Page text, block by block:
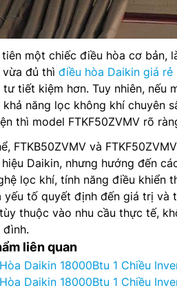
tiên một chiếc điều hòa cơ bản,
đủ thì điều hòa Daikin giá rẻ
tư tiết kiệm hơn. Tuy nhiên, nếu
khả năng lọc không khí chuyên
thì model FTKF50ZVMV rõ
FTKB50ZVMV và
Daikin, nhưng hướng đến
lọc khí, tính năng điều khiển
yếu tố quyết định đến giá trị và
thuộc vào nhu cầu thực tế,
đình.
liên quan
Daikin 18000Btu 1 Chiều
Daikin 18000Btu 1 Chiều